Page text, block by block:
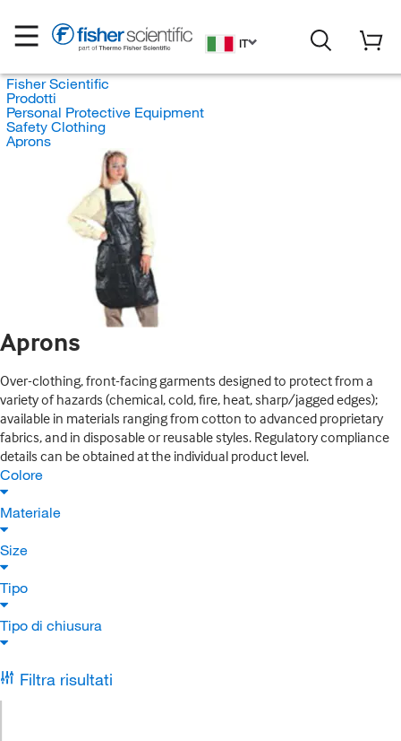
IT
Fisher Scientific
Prodotti
Personal Protective Equipment
Safety Clothing
Aprons
Aprons
Over-clothing, front-facing garments designed to protect from a
variety of hazards (chemical, cold, fire, heat, sharp/jagged edges);
available in materials ranging from cotton to advanced proprietary
fabrics, and in disposable or reusable styles. Regulatory compliance
details can be obtained at the individual product level.
Colore
Materiale
Size
Tipo
Tipo di chiusura
Filtra risultati